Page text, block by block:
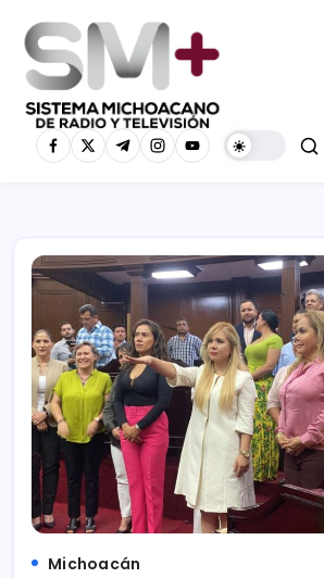
Michoacán